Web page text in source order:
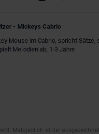
- Mickeys Cabrio
Mouse im Cabrio, spricht Sätze,
Melodien ab, 1-3 Jahre
Maßgeblich ist der